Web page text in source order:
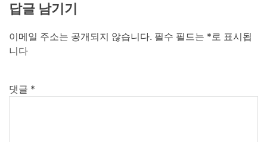
답글 남기기
이메일 주소는 공개되지 않습니다. 필수 필드는 *로 표시됩
니다
댓글 *